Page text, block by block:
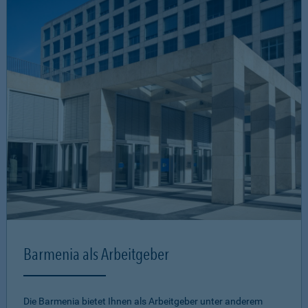
Barmenia als Arbeitgeber
Die Barmenia bietet Ihnen als Arbeitgeber unter anderem